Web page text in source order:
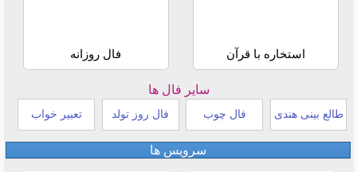
استخاره با قرآن فال روزانه
سایر فال ها
طالع بینی هندی فال چوب فال روز تولد تعبیر خواب
سرویس ها